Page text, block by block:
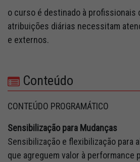
o curso é destinado à profissionais
atribuições diárias necessitam
e externos.
Conteúdo
CONTEÚDO PROGRAMÁTICO
Sensibilização para Mudanças
Sensibilização e flexibilização para
que agreguem valor à performance